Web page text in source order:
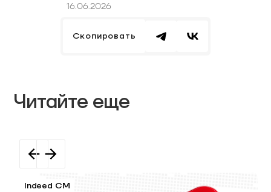
16.06.2026
Скопировать
Читайте еще
Indeed CM